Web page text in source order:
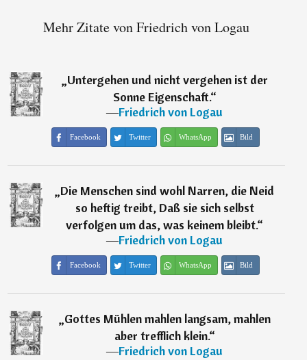
Mehr Zitate von Friedrich von Logau
„Untergehen und nicht vergehen ist der
Sonne Eigenschaft.“
―Friedrich von Logau
Facebook Twitter WhatsApp Bild
„Die Menschen sind wohl Narren, die Neid
so heftig treibt, Daß sie sich selbst
verfolgen um das, was keinem bleibt.“
―Friedrich von Logau
Facebook Twitter WhatsApp Bild
„Gottes Mühlen mahlen langsam, mahlen
aber trefflich klein.“
―Friedrich von Logau